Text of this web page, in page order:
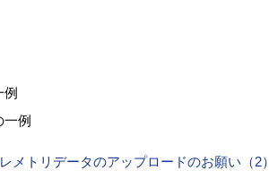
例
一例
メトリデータのアップロードのお願い（2）